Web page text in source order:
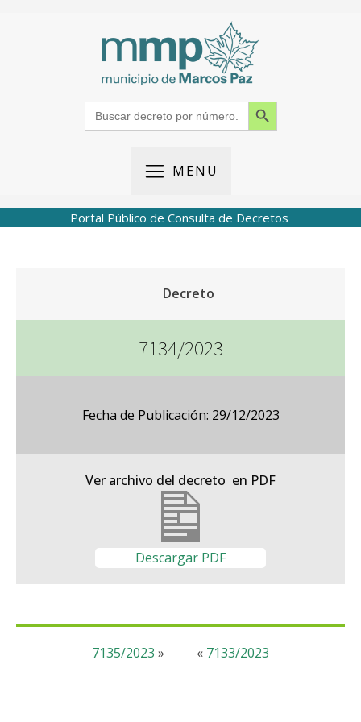
Search
for:
Search Button
MENU
Portal Público de Consulta de Decretos
Decreto
7134/2023
Fecha de Publicación: 29/12/2023
Ver archivo del decreto en PDF
Descargar PDF
« 7133/2023
7135/2023 »